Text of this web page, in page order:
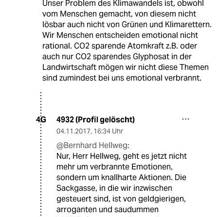
Unser Problem des Klimawandels ist, obwohl
vom Menschen gemacht, von diesem nicht
lösbar auch nicht von Grünen und Klimarettern.
Wir Menschen entscheiden emotional nicht
rational. CO2 sparende Atomkraft z.B. oder
auch nur CO2 sparendes Glyphosat in der
Landwirtschaft mögen wir nicht diese Themen
sind zumindest bei uns emotional verbrannt.
4G 4932 (Profil gelöscht)
04.11.2017, 16:34 Uhr
@Bernhard Hellweg:
Nur, Herr Hellweg, geht es jetzt nicht
mehr um verbrannte Emotionen,
sondern um knallharte Aktionen. Die
Sackgasse, in die wir inzwischen
gesteuert sind, ist von geldgierigen,
arroganten und saudummen